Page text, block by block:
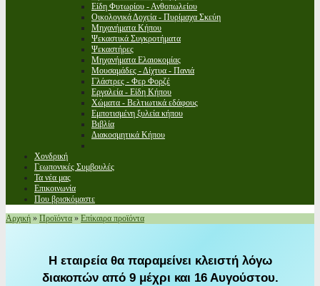
Είδη Φυτωρίου - Ανθοπωλείου
Οικολογικά Δοχεία - Πυρίμαχα Σκεύη
Μηχανήματα Κήπου
Ψεκαστικά Συγκροτήματα
Ψεκαστήρες
Μηχανήματα Ελαιοκομίας
Μουσαμάδες - Δίχτυα - Πανιά
Γλάστρες - Φερ Φορζέ
Εργαλεία - Είδη Κήπου
Χώματα - Βελτιωτικά εδάφους
Εμποτισμένη ξυλεία κήπου
Βιβλία
Διακοσμητικά Κήπου
Χονδρική
Γεωπονικές Συμβουλές
Τα νέα μας
Επικοινωνία
Που βρισκόμαστε
Αρχική » Προϊόντα » Επίκαιρα προϊόντα
Η εταιρεία θα παραμείνει κλειστή λόγω
διακοπών από 9 μέχρι και 16 Αυγούστου.